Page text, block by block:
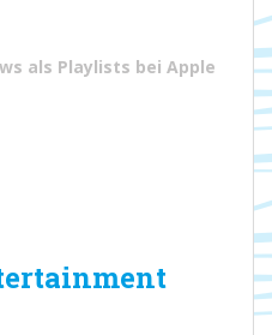
als Playlists bei Apple